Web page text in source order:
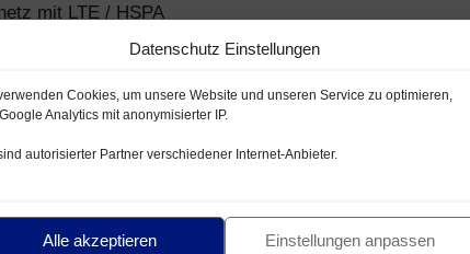
Datenschutz Einstellungen
Cookies, um unsere Website und unseren Service zu optimieren,
Analytics mit anonymisierter IP.
autorisierter Partner verschiedener Internet-Anbieter.
Alle akzeptieren Einstellungen anpassen
mit LTE / HSPA
mit LTE / HSPA
o2- / E-Plus Netz
welche preiswerte Smartphone Tarife über das